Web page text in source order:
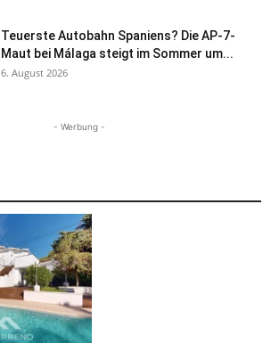
Teuerste Autobahn Spaniens? Die AP-7-
Maut bei Málaga steigt im Sommer um...
6. August 2026
- Werbung -